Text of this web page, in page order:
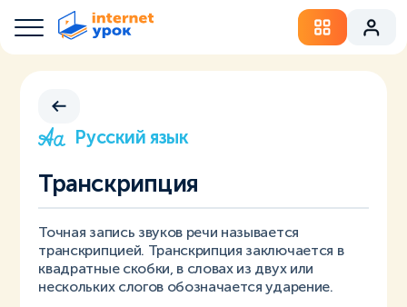
Русский язык
Транскрипция
Точная запись звуков речи называется
транскрипцией. Транскрипция заключается в
квадратные скобки, в словах из двух или
нескольких слогов обозначается ударение.